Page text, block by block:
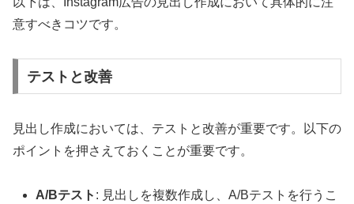
意すべきコツです。
テストと改善
見出し作成においては、テストと改善が重要です。以下の
ポイントを押さえておくことが重要です。
A/Bテスト : 見出しを複数作成し、A/Bテストを行うこ